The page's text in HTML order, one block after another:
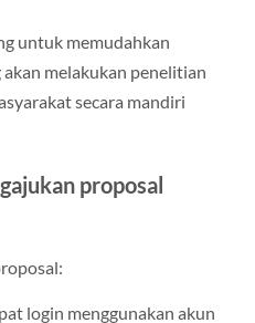
untuk memudahkan
melakukan penelitian
secara mandiri
proposal
login menggunakan akun